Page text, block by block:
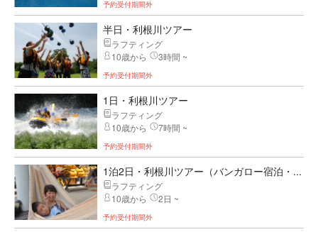
予約受付期間外
半日・利根川ツアー
ラフティング
10歳から
3時間 ~
予約受付期間外
1日・利根川ツアー
ラフティング
10歳から
7時間 ~
予約受付期間外
1泊2日・利根川ツアー（バンガロー宿泊・...
ラフティング
10歳から
2日 ~
予約受付期間外